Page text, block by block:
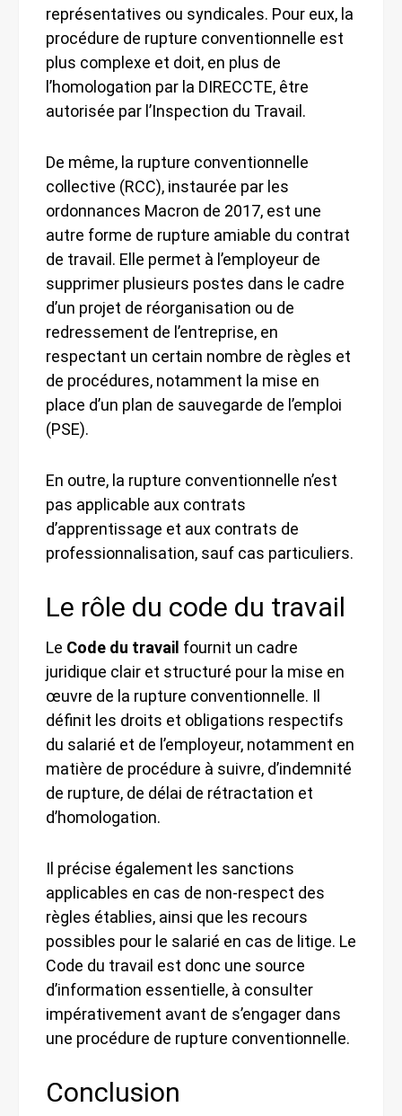
représentatives ou syndicales. Pour eux, la
procédure de rupture conventionnelle est
plus complexe et doit, en plus de
l’homologation par la DIRECCTE, être
autorisée par l’Inspection du Travail.
De même, la rupture conventionnelle
collective (RCC), instaurée par les
ordonnances Macron de 2017, est une
autre forme de rupture amiable du contrat
de travail. Elle permet à l’employeur de
supprimer plusieurs postes dans le cadre
d’un projet de réorganisation ou de
redressement de l’entreprise, en
respectant un certain nombre de règles et
de procédures, notamment la mise en
place d’un plan de sauvegarde de l’emploi
(PSE).
En outre, la rupture conventionnelle n’est
pas applicable aux contrats
d’apprentissage et aux contrats de
professionnalisation, sauf cas particuliers.
Le rôle du code du travail
Le Code du travail fournit un cadre
juridique clair et structuré pour la mise en
œuvre de la rupture conventionnelle. Il
définit les droits et obligations respectifs
du salarié et de l’employeur, notamment en
matière de procédure à suivre, d’indemnité
de rupture, de délai de rétractation et
d’homologation.
Il précise également les sanctions
applicables en cas de non-respect des
règles établies, ainsi que les recours
possibles pour le salarié en cas de litige. Le
Code du travail est donc une source
d’information essentielle, à consulter
impérativement avant de s’engager dans
une procédure de rupture conventionnelle.
Conclusion